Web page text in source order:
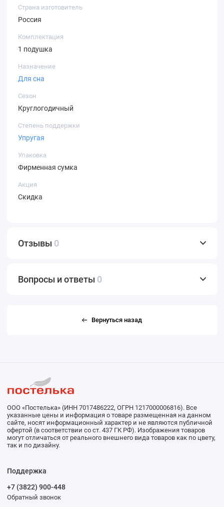
Страна изготовитель
Россия
Комплектация
1 подушка
Назначение
Для сна
Сезон
Круглогодичный
Степень поддержки
Упругая
Упаковка
Фирменная сумка
Акция
Скидка
Отзывы 0
Вопросы и ответы 0
Вернуться назад
ООО «Постелька» (ИНН 7017486222, ОГРН 1217000006816). Все
указанные цены и информация о товаре размещенная на данном
сайте, носят информационный характер и не являются публичной
офертой (в соответствии со ст. 437 ГК РФ). Изображения товаров
могут отличаться от реального внешнего вида товаров как по цвету,
так и по дизайну.
Поддержка
+7 (3822) 900-448
Обратный звонок